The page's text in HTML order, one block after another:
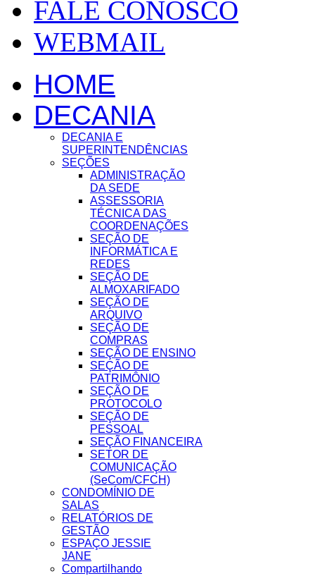
FALE CONOSCO
WEBMAIL
HOME
DECANIA
DECANIA E
SUPERINTENDÊNCIAS
SEÇÕES
ADMINISTRAÇÃO
DA SEDE
ASSESSORIA
TÉCNICA DAS
COORDENAÇÕES
SEÇÃO DE
INFORMÁTICA E
REDES
SEÇÃO DE
ALMOXARIFADO
SEÇÃO DE
ARQUIVO
SEÇÃO DE
COMPRAS
SEÇÃO DE ENSINO
SEÇÃO DE
PATRIMÔNIO
SEÇÃO DE
PROTOCOLO
SEÇÃO DE
PESSOAL
SEÇÃO FINANCEIRA
SETOR DE
COMUNICAÇÃO
(SeCom/CFCH)
CONDOMÍNIO DE
SALAS
RELATÓRIOS DE
GESTÃO
ESPAÇO JESSIE
JANE
Compartilhando